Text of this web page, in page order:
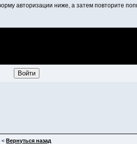
авторизации ниже, а затем повторите
<Вернуться назад